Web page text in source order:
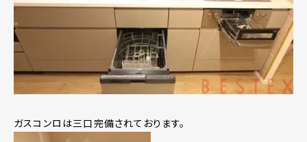
ガスコンロは三口完備されております。